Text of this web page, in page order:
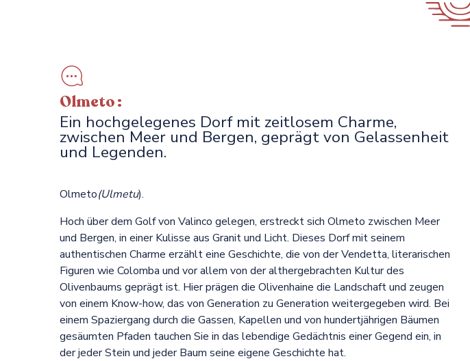
Olmeto :
Ein hochgelegenes Dorf mit zeitlosem Charme,
zwischen Meer und Bergen, geprägt von Gelassenheit
und Legenden.
Olmeto(Ulmetu).
Hoch über dem Golf von Valinco gelegen, erstreckt sich Olmeto zwischen Meer
und Bergen, in einer Kulisse aus Granit und Licht. Dieses Dorf mit seinem
authentischen Charme erzählt eine Geschichte, die von der Vendetta, literarischen
Figuren wie Colomba und vor allem von der althergebrachten Kultur des
Olivenbaums geprägt ist. Hier prägen die Olivenhaine die Landschaft und zeugen
von einem Know-how, das von Generation zu Generation weitergegeben wird. Bei
einem Spaziergang durch die Gassen, Kapellen und von hundertjährigen Bäumen
gesäumten Pfaden tauchen Sie in das lebendige Gedächtnis einer Gegend ein, in
der jeder Stein und jeder Baum seine eigene Geschichte hat.